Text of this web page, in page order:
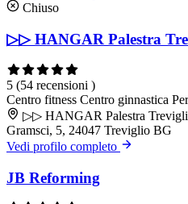
Chiuso
▷▷ HANGAR Palestra
5 (54 recensioni )
Centro fitness Centro ginnastica
▷▷ HANGAR Palestra
Gramsci, 5, 24047 Treviglio BG
Vedi profilo completo
JB Reforming